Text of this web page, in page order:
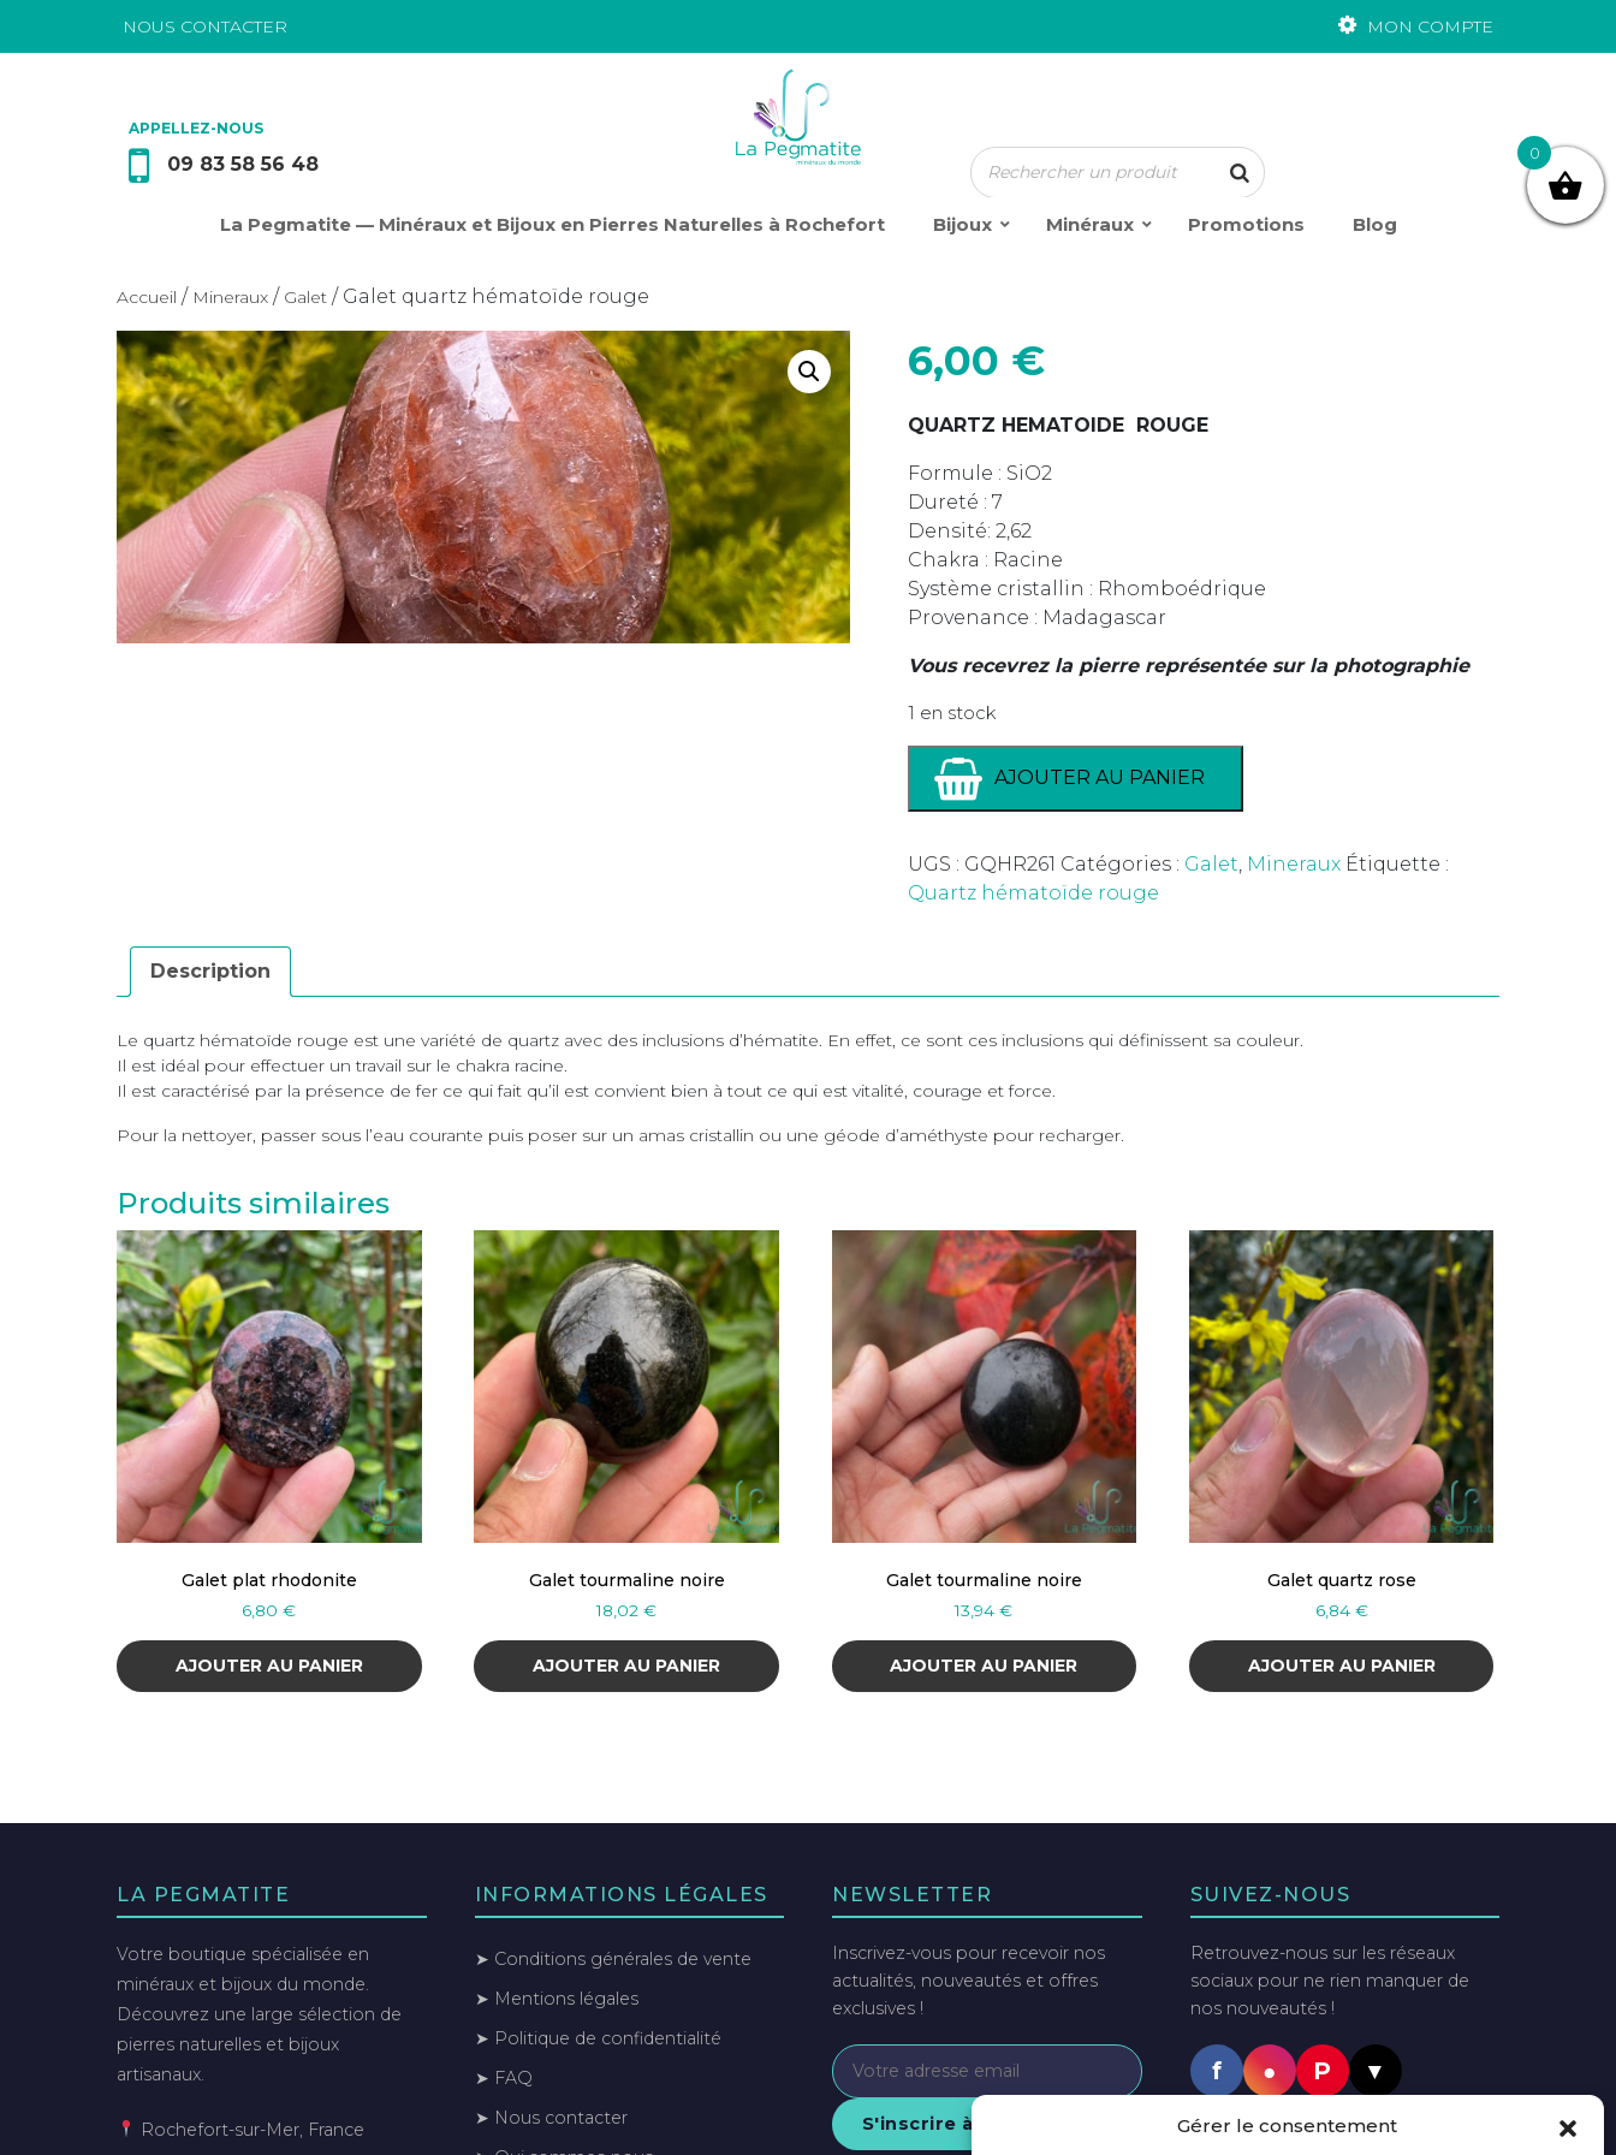
Gérer le consentement
NOUS CONTACTER MON COMPTE
APPELLEZ-NOUS
09 83 58 56 48
La Pegmatite — Minéraux et Bijoux en Pierres Naturelles à Rochefort Bijoux Minéraux Promotions Blog
Accueil / Mineraux / Galet / Galet quartz hématoïde rouge
6,00 €
QUARTZ HEMATOIDE ROUGE
Formule : SiO2
Dureté : 7
Densité: 2,62
Chakra : Racine
Système cristallin : Rhomboédrique
Provenance : Madagascar
Vous recevrez la pierre représentée sur la photographie
1 en stock
AJOUTER AU PANIER
UGS : GQHR261 Catégories : Galet, Mineraux Étiquette :
Quartz hématoïde rouge
Description
Le quartz hématoïde rouge est une variété de quartz avec des inclusions d’hématite. En effet, ce sont ces inclusions qui définissent sa couleur.
Il est idéal pour effectuer un travail sur le chakra racine.
Il est caractérisé par la présence de fer ce qui fait qu’il est convient bien à tout ce qui est vitalité, courage et force.
Pour la nettoyer, passer sous l’eau courante puis poser sur un amas cristallin ou une géode d’améthyste pour recharger.
Produits similaires
Galet plat rhodonite
6,80€
AJOUTER AU PANIER
Galet tourmaline noire
18,02€
AJOUTER AU PANIER
Galet tourmaline noire
13,94€
AJOUTER AU PANIER
Galet quartz rose
6,84 €
AJOUTER AU PANIER
LA PEGMATITE
Votre boutique spécialisée en
minéraux et bijoux du monde.
Découvrez une large sélection de
pierres naturelles et bijoux
artisanaux.
Rochefort-sur-Mer, France
INFORMATIONS LÉGALES
➤ Conditions générales de vente
➤ Mentions légales
➤ Politique de confidentialité
➤ FAQ
➤ Nous contacter
NEWSLETTER
Inscrivez-vous pour recevoir nos
actualités, nouveautés et offres
exclusives !
S'inscrire à la newsletter
SUIVEZ-NOUS
Retrouvez-nous sur les réseaux
sociaux pour ne rien manquer de
nos nouveautés !
f ● P ▼
PAIEMENTS SÉCURISÉS
0